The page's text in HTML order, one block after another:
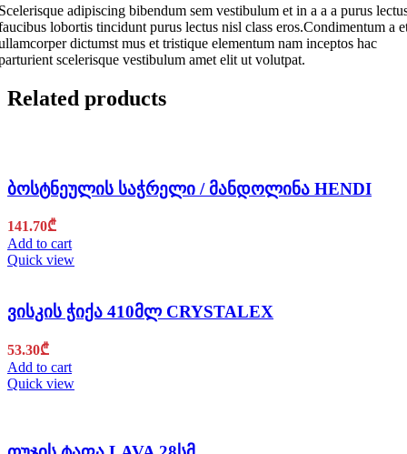
adipiscing bibendum sem vestibulum et in a a a purus
lobortis tincidunt purus lectus nisl class eros.Condimentum a
dictumst mus et tristique elementum nam inceptos hac
scelerisque vestibulum amet elit ut volutpat.
Related products
ბოსტნეულის საჭრელი / მანდოლინა HENDI
141.70₾
Add to cart
Quick view
ვისკის ჭიქა 410მლ CRYSTALEX
53.30₾
Add to cart
Quick view